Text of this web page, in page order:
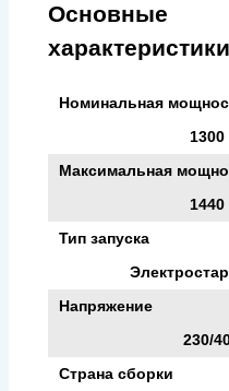
Основные
характеристики
Номинальная
1300
Максимальная
1440
Тип запуска
Напряжение
230/
Страна сборки